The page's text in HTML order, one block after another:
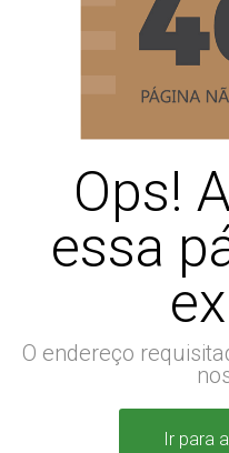
Ops!
essa
O endereço
Ir para